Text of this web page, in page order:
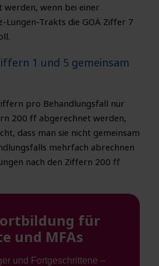
wenn bei einer
Lungen-Trakts die GOÄ Ziffer 7
1 und 5 gemeinsam
pro Behandlungsfall nur
200 ff abgerechnet werden,
dass man sie nicht gemeinsam
mehrfach abrechnen
nach den Ziffern 200 ff
für
und MFAs
und Fortgeschrittene –